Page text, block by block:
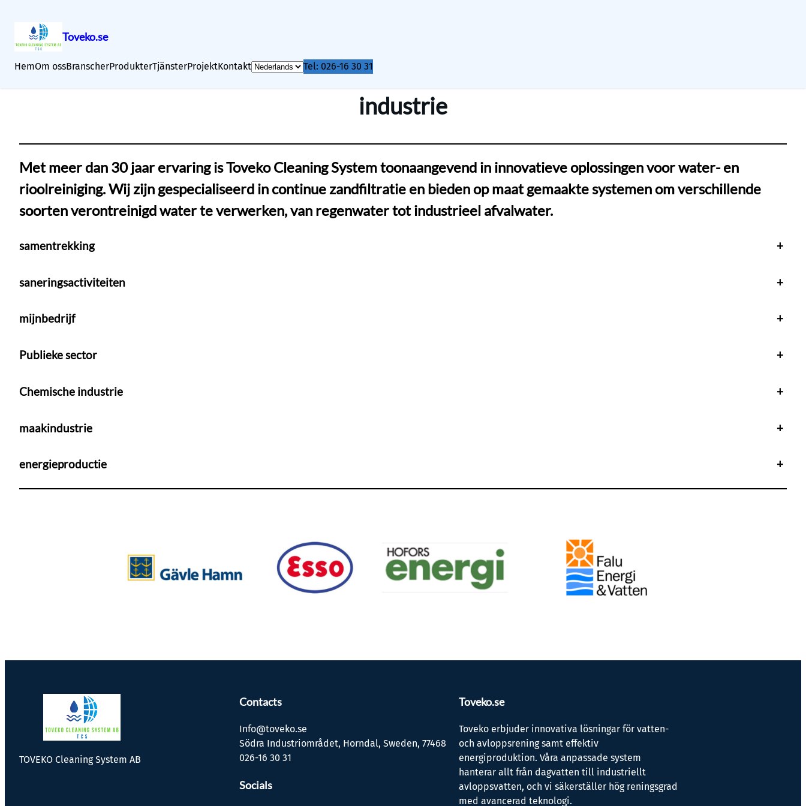
naar
Toveko.se
HemOm ossBranscherProdukterTjänsterProjektKontaktK
t
a
a
l
Tel: 026-16 30 31
industrie
Met meer dan 30 jaar ervaring is Toveko Cleaning System toonaangevend in innovatieve oplossingen voor water- en
rioolreiniging. Wij zijn gespecialiseerd in continue zandfiltratie en bieden op maat gemaakte systemen om verschillende
soorten verontreinigd water te verwerken, van regenwater tot industrieel afvalwater.
samentrekking +
saneringsactiviteiten +
mijnbedrijf +
Publieke sector +
Chemische industrie +
maakindustrie +
energieproductie +
TOVEKO Cleaning System AB
Contacts
Info@toveko.se
Södra Industriområdet, Horndal, Sweden, 77468
026-16 30 31
Socials
Toveko.se
Toveko erbjuder innovativa lösningar för vatten-
och avloppsrening samt effektiv
energiproduktion. Våra anpassade system
hanterar allt från dagvatten till industriellt
avloppsvatten, och vi säkerställer hög reningsgrad
med avancerad teknologi.